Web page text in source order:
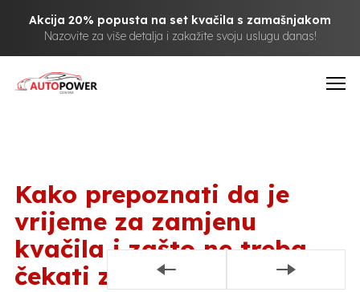
Akcija 20% popusta na set kvačila s zamašnjakom
Nazovite za više detalja i zakažite svoju uslugu danas!
Kako prepoznati da je
vrijeme za zamjenu
kvačila i zašto ne treba
čekati zadnji trenutak